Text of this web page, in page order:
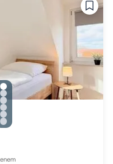
gallery.slide_selector
Zu Slide 1 wechseln
Zu Slide 2 wechseln
Zu Slide 3 wechseln
Zu Slide 4 wechseln
Zu Slide 5 wechseln
Zu Slide 6 wechseln